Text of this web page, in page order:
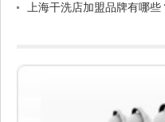
上海干洗店加盟品牌有哪些